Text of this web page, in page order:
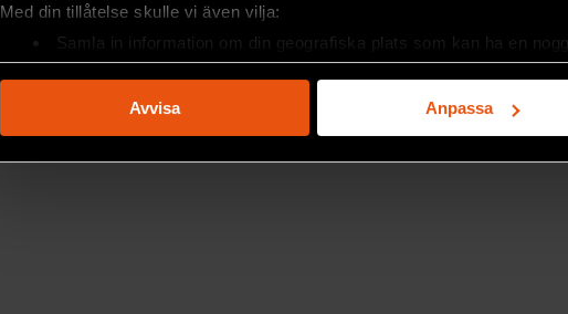
Med din tillåtelse skulle vi även vilja:
Samla in information om din geografiska plats som kan ha en
Identifiera din enhet genom att aktivt skanna den för specifika
Ta reda på mer om hur dina personliga uppgifter behandlas och ställ in
Vi använder enhetsidentifierare för att anpassa innehållet och
sociala medier och analysera vår trafik. Vi vidarebefordrar även sådana
till de sociala medier och annons- och analysföretag som vi samarbetar
med annan information som du har tillhandahållit eller som de har
Avvisa Anpassa